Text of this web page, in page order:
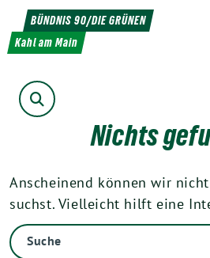
Weiter
zum
Inhalt
BÜNDNIS 90/DIE GRÜNEN
Kahl am Main
Suche
Nichts
Anscheinend können wir
suchst. Vielleicht hilft eine
Suche